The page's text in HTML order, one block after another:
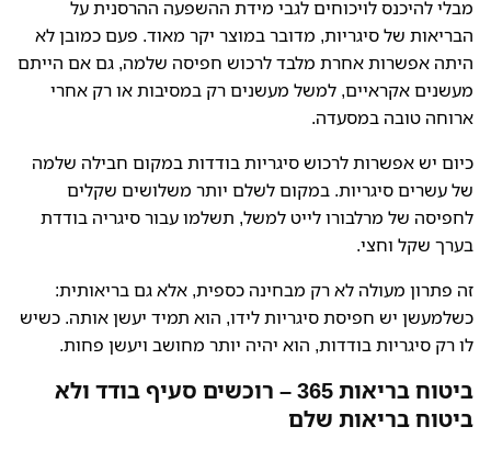
מבלי להיכנס לויכוחים לגבי מידת ההשפעה ההרסנית על
הבריאות של סיגריות, מדובר במוצר יקר מאוד. פעם כמובן לא
היתה אפשרות אחרת מלבד לרכוש חפיסה שלמה, גם אם הייתם
מעשנים אקראיים, למשל מעשנים רק במסיבות או רק אחרי
ארוחה טובה במסעדה.
כיום יש אפשרות לרכוש סיגריות בודדות במקום חבילה שלמה
של עשרים סיגריות. במקום לשלם יותר משלושים שקלים
לחפיסה של מרלבורו לייט למשל, תשלמו עבור סיגריה בודדת
בערך שקל וחצי.
זה פתרון מעולה לא רק מבחינה כספית, אלא גם בריאותית:
כשלמעשן יש חפיסת סיגריות לידו, הוא תמיד יעשן אותה. כשיש
לו רק סיגריות בודדות, הוא יהיה יותר מחושב ויעשן פחות.
ביטוח בריאות 365 – רוכשים סעיף בודד ולא
ביטוח בריאות שלם